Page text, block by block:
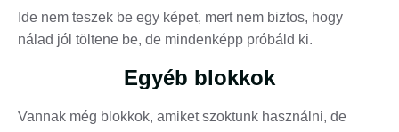
Ide nem teszek be egy képet, mert nem biztos, hogy
nálad jól töltene be, de mindenképp próbáld ki.
Egyéb blokkok
Vannak még blokkok, amiket szoktunk használni, de